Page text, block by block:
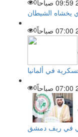
يخشاه الشيطان
0
في ألمانيا
0
في ريف دمشق